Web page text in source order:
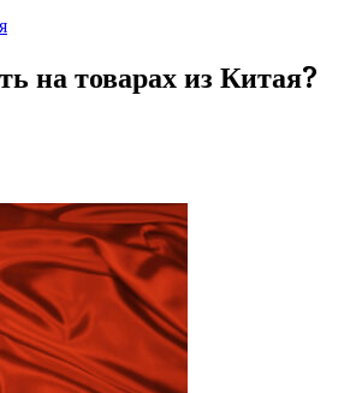
на товарах из Китая?